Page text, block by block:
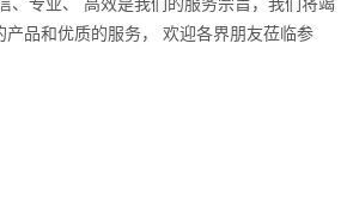
品和优质的服务， 欢迎各界朋友莅临参